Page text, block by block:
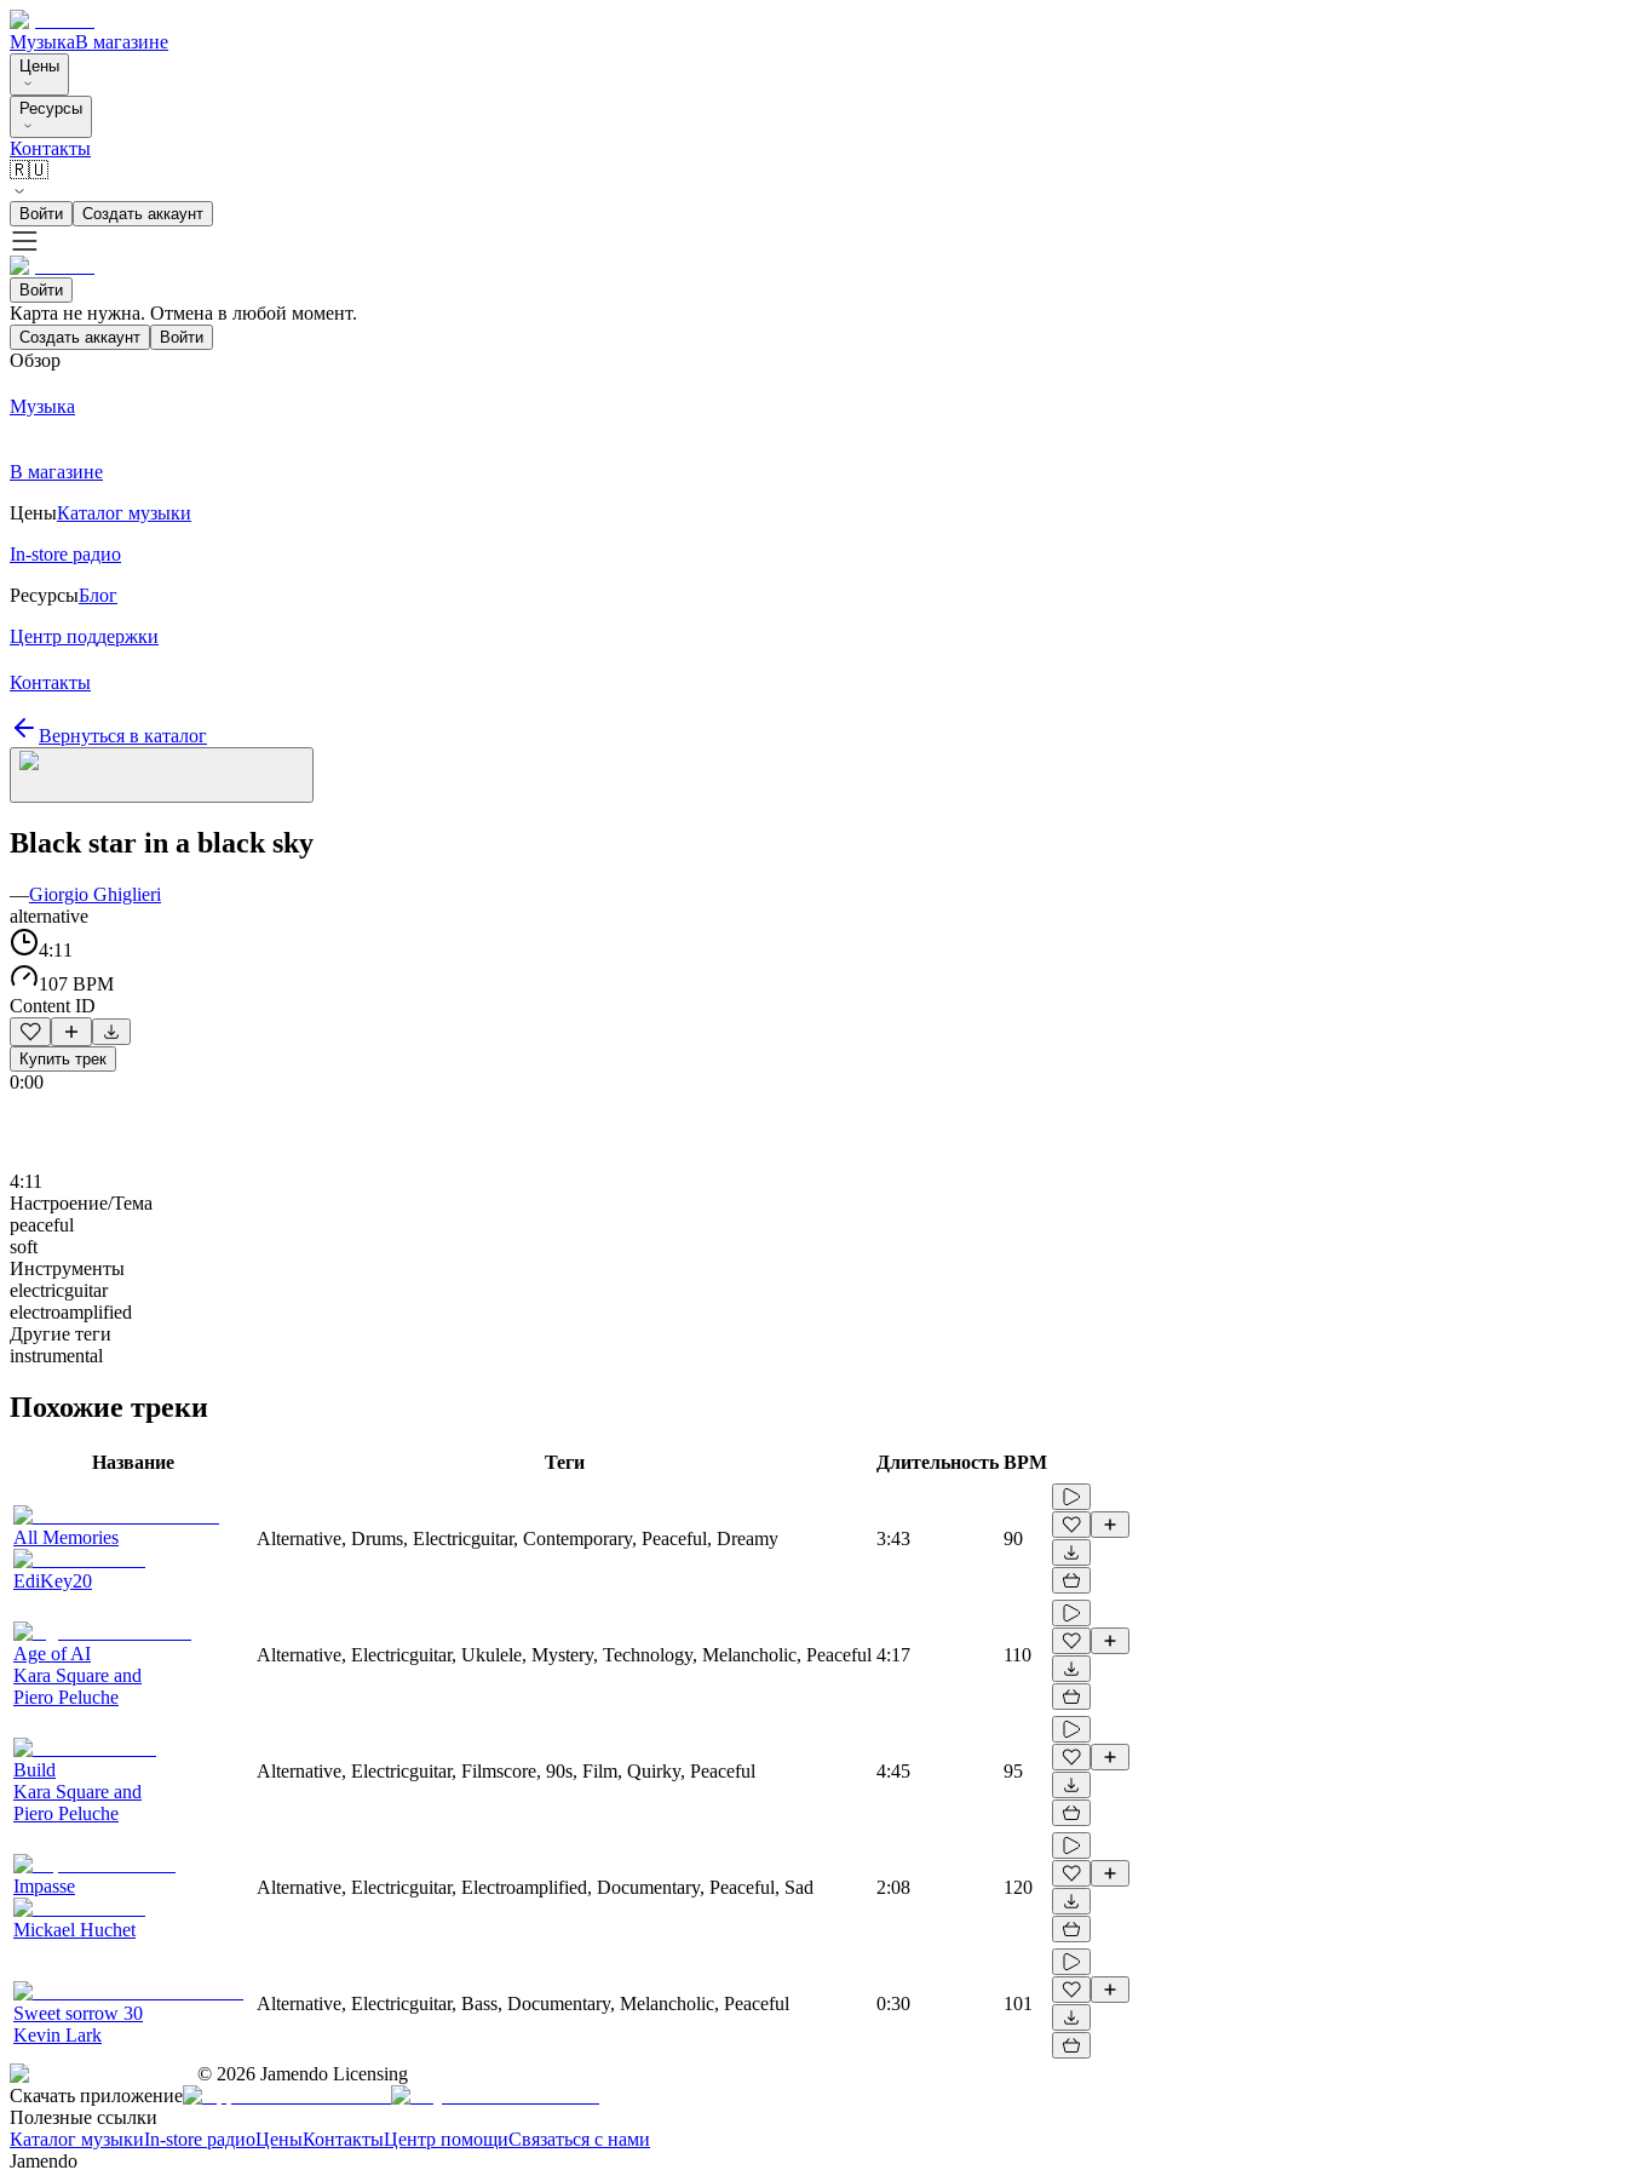
МузыкаВ магазине
Цены
Ресурсы
Контакты
🇷🇺
Войти Создать аккаунт
Войти
Карта не нужна. Отмена в любой момент.
Создать аккаунт Войти
Обзор
Музыка
В магазине
ЦеныКаталог музыки
In-store радио
РесурсыБлог
Центр поддержки
Контакты
Вернуться в каталог
Black star in a black sky
—Giorgio Ghiglieri
alternative
4:11
107 BPM
Content ID
Купить трек
0:00
4:11
Настроение/Тема
peaceful
soft
Инструменты
electricguitar
electroamplified
Другие теги
instrumental
Похожие треки
Название Теги Длительность BPM
All Memories
EdiKey20
Alternative, Drums, Electricguitar, Contemporary, Peaceful, Dreamy 3:43 90
Age of AI
Kara Square and
Piero Peluche
Alternative, Electricguitar, Ukulele, Mystery, Technology, Melancholic, Peaceful 4:17 110
Build
Kara Square and
Piero Peluche
Alternative, Electricguitar, Filmscore, 90s, Film, Quirky, Peaceful 4:45 95
Impasse
Mickael Huchet
Alternative, Electricguitar, Electroamplified, Documentary, Peaceful, Sad 2:08 120
Sweet sorrow 30
Kevin Lark
Alternative, Electricguitar, Bass, Documentary, Melancholic, Peaceful 0:30 101
© 2026 Jamendo Licensing
Скачать приложение
Полезные ссылки
Каталог музыкиIn-store радиоЦеныКонтактыЦентр помощиСвязаться с нами
Jamendo